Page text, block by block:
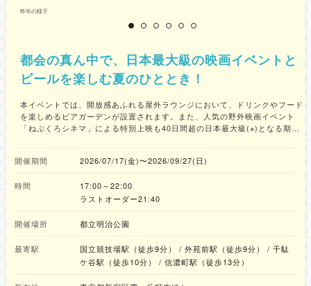
昨年の様子
都会の真ん中で、日本最大級の映画イベントと
ビールを楽しむ夏のひととき！
本イベントでは、開放感あふれる屋外ラウンジにおいて、ドリンクやフード
を楽しめるビアガーデンが設置されます。また、人気の野外映画イベント
「ねぶくろシネマ」による特別上映も40日間超の日本最大級(※)となる期間
Parks株式会社調べ） ◆期間限定の屋外ビアラウンジが今年も登場！ 明治
今年も登場します。協賛企業によるドリンクに加え、新たなフードメニュー
も追加されさらに充実。友人・家族・同僚など、誰と訪れても楽しめる“み
ールなどのドリンクと、それらにぴったりのフードを取りそろえた
間をメインに、気持ちをリフレッシュさせてくれる空間が演出されます。コ
ロナビールとノンアルコールビールのコロナセロに合うフードも提供され、
心地よい屋外での食事を楽しめます。 ◆今年の「ねぶくろシネマ」は、屋
開催期間 2026/07/17(金)〜2026/09/27(日)
時間
17:00～22:00
ラストオーダー21:40
開催場所 都立明治公園
最寄駅
国立競技場駅（徒歩9分） / 外苑前駅（徒歩9分） / 千駄
ケ谷駅（徒歩10分） / 信濃町駅（徒歩13分）